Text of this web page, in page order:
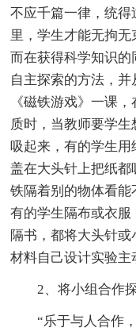
不应千篇一律，统
里，学生才能无拘
而在获得科学知识
自主探索的方法，
《磁铁游戏》一课
质时，当教师要学
吸起来，有的学生
盖在大头针上把纸
铁隔着别的物体看能
有的学生隔布或衣
隔书，都将大头针
材料自己设计实验主
2、将小组合作
“乐于与人合作